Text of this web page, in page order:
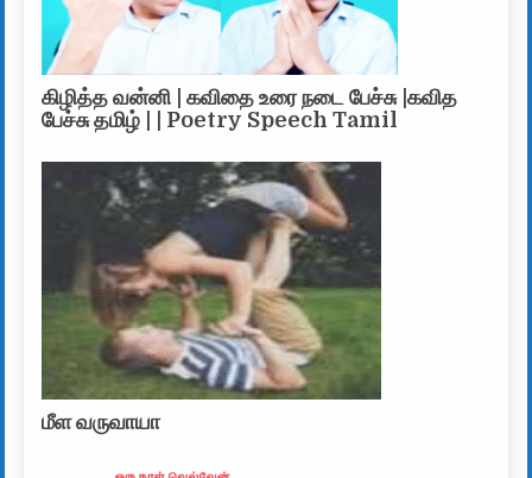
கிழித்த வன்னி | கவிதை உரை நடை பேச்சு |கவித
பேச்சு தமிழ் | | Poetry Speech Tamil
மீள வருவாயா